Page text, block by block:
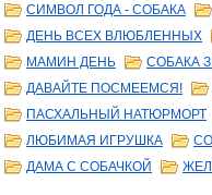
СИМВОЛ ГОДА - СОБАКА
ДЕНЬ ВСЕХ ВЛЮБЛЕННЫХ
МАМИН ДЕНЬ
СОБАКА
ДАВАЙТЕ ПОСМЕЕМСЯ!
ПАСХАЛЬНЫЙ НАТЮРМОРТ
ЛЮБИМАЯ ИГРУШКА
ДАМА С СОБАЧКОЙ